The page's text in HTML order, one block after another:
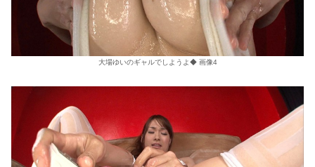
大場ゆいのギャルでしようよ◆ 画像4